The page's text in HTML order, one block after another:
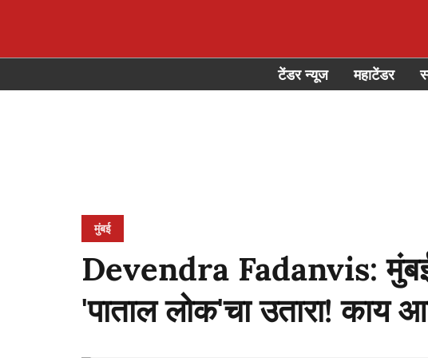
टेंडर न्यूज महाटेंडर
मुंबई
Devendra Fadanvis:
'पाताल लोक'चा उतारा! काय